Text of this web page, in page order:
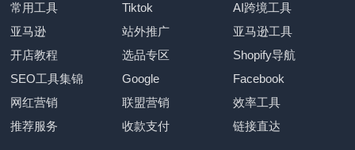
常用工具 Tiktok
AI跨境工具
亚马逊
站外推广
亚马逊工具
开店教程
选品专区
Shopify导航
SEO工具集锦
Google
Facebook
网红营销
联盟营销
效率工具
推荐服务
收款支付 链接直达